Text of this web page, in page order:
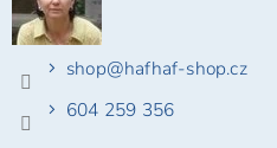
shop@hafhaf-shop.cz
604 259 356